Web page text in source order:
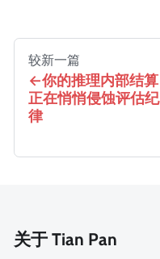
较新一篇
你的推理内部结算
正在悄悄侵蚀评估纪
律
关于 Tian Pan